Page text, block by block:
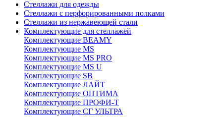
Стеллажи для одежды
Стеллажи с перфорированными полками
Стеллажи из нержавеющей стали
Комплектующие для стеллажей
Комплектующие BEAMY
Комплектующие MS
Комплектующие MS PRO
Комплектующие MS U
Комплектующие SB
Комплектующие ЛАЙТ
Комплектующие ОПТИМА
Комплектующие ПРОФИ-Т
Комплектующие СГ УЛЬТРА